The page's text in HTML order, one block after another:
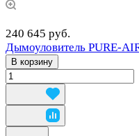
240 645 руб.
Дымоуловитель PURE-
В корзину